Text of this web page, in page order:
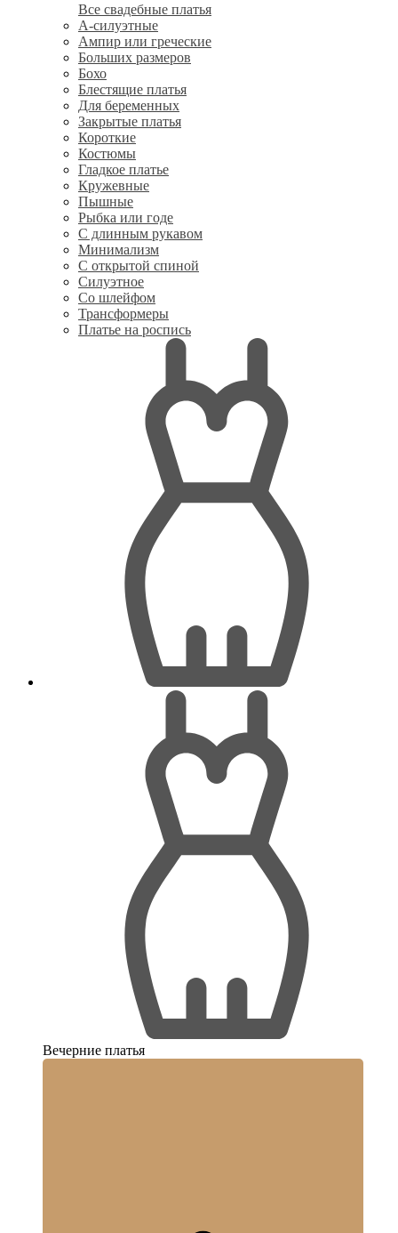
Все свадебные платья
А-силуэтные
Ампир или греческие
Больших размеров
Бохо
Блестящие платья
Для беременных
Закрытые платья
Короткие
Костюмы
Гладкое платье
Кружевные
Пышные
Рыбка или годе
С длинным рукавом
Минимализм
С открытой спиной
Силуэтное
Со шлейфом
Трансформеры
Платье на роспись
Вечерние платья